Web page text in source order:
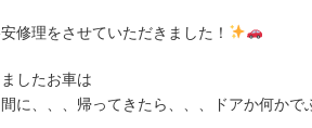
修理をさせていただきました！
したお車は
に、、、帰ってきたら、、、ドアか何か